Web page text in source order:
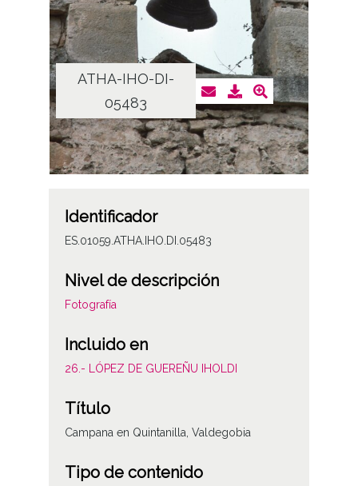
ATHA-IHO-DI-
05483
Identificador
ES.01059.ATHA.IHO.DI.05483
Nivel de descripción
Fotografía
Incluido en
26.- LÓPEZ DE GUEREÑU IHOLDI
Título
Campana en Quintanilla, Valdegobia
Tipo de contenido